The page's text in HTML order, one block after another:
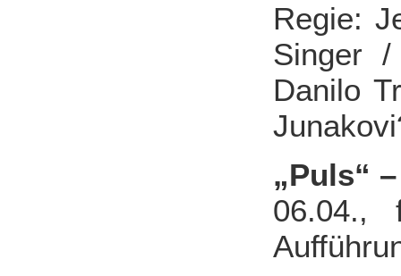
Regie:
Singer
Danilo
„Puls“ –
06.04.,